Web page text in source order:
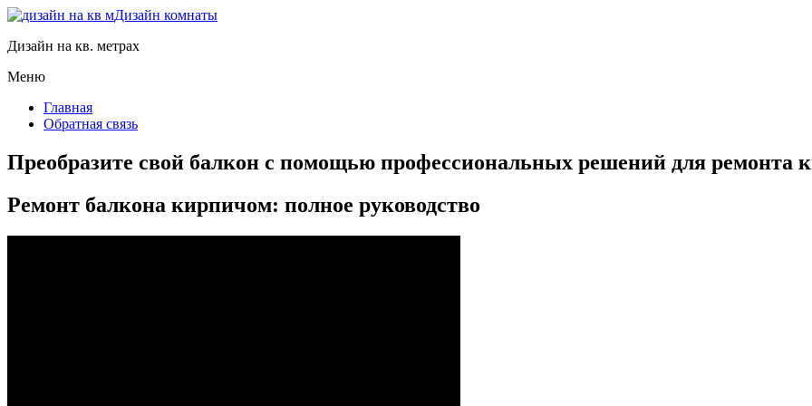
Дизайн комнаты
Дизайн на кв. метрах
Меню
Главная
Обратная связь
Преобразите свой балкон с помощью профессиональных решений для ремонта
Ремонт балкона кирпичом: полное руководство